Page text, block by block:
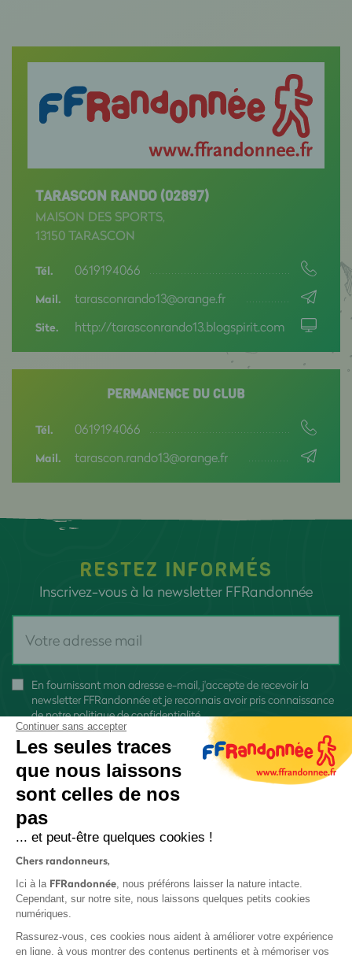
TARASCON RANDO (02897)
MAISON DES SPORTS,
13150 TARASCON
Tél. 0619194066
Mail. tarasconrando13@orange.fr
Site. http://tarasconrando13.blogspirit.com
PERMANENCE DU CLUB
Tél. 0619194066
Mail. tarascon.rando13@orange.fr
RESTEZ INFORMÉS
Inscrivez-vous à la newsletter FFRandonnée
En fournissant mon adresse e-mail, j'accepte de recevoir la
newsletter FFRandonnée et je reconnais avoir pris connaissance
denotre politique de confidentialité
Protection des données
Continuer sans accepter
Les seules traces
que nous laissons
sont celles de nos
pas
... et peut-être quelques cookies !
Chers randonneurs,
Ici à la FFRandonnée, nous préférons laisser la nature intacte.
Cependant, sur notre site, nous laissons quelques petits cookies
numériques.
Rassurez-vous, ces cookies nous aident à améliorer votre expérience
en ligne, à vous montrer des contenus pertinents et à mémoriser vos